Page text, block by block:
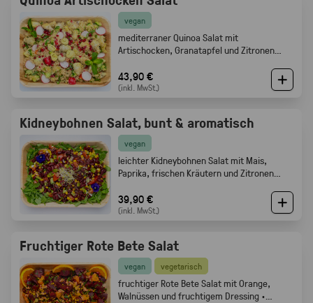
vegan
mediterraner Quinoa Salat mit
Artischocken, Granatapfel und Zitronen
Gabelfood
43,90 €
(inkl. MwSt.)
Kidneybohnen Salat, bunt & aromatisch
vegan
leichter Kidneybohnen Salat mit Mais,
Paprika, frischen Kräutern und Zitronen
39,90 €
(inkl. MwSt.)
Fruchtiger Rote Bete Salat
vegan vegetarisch
fruchtiger Rote Bete Salat mit Orange,
Walnüssen und fruchtigem Dressing ·